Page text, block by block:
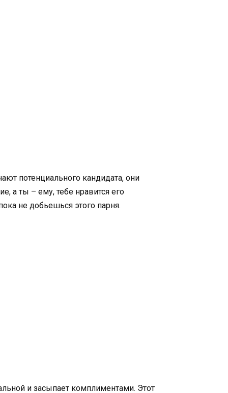
потенциального кандидата, они
а ты – ему, тебе нравится его
не добьешься этого парня.
и засыпает комплиментами. Этот